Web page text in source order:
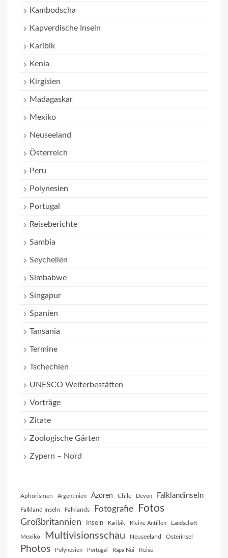
Kambodscha
Kapverdische Inseln
Karibik
Kenia
Kirgisien
Madagaskar
Mexiko
Neuseeland
Österreich
Peru
Polynesien
Portugal
Reiseberichte
Sambia
Seychellen
Simbabwe
Singapur
Spanien
Tansania
Termine
Tschechien
UNESCO Welterbestätten
Vorträge
Zitate
Zoologische Gärten
Zypern – Nord
Aphorismen Argentinien Azoren Chile Devon Falklandinseln
Falkland Inseln Falklands Fotografie Fotos
Großbritannien Inseln Karibik Kleine Antillen Landschaft
Mexiko Multivisionsschau Neuseeland Osterinsel
Photos Polynesien Portugal Rapa Nui Reise